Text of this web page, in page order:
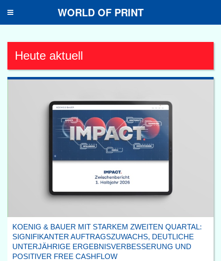
Toggle
WORLD OF PRINT
Heute aktuell
KOENIG & BAUER MIT STARKEM ZWEITEN QUARTAL:
SIGNIFIKANTER AUFTRAGSZUWACHS, DEUTLICHE
UNTERJÄHRIGE ERGEBNISVERBESSERUNG UND
POSITIVER FREE CASHFLOW